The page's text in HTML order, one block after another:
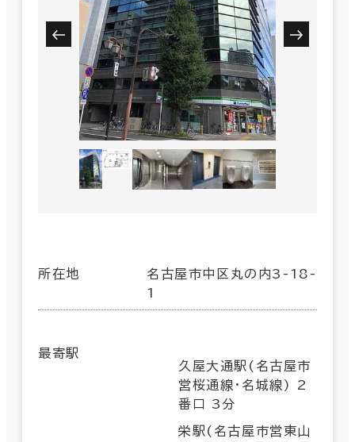
所在地
名古屋市中区丸の内3-18-
1
最寄駅
久屋大通駅(名古屋市
営桜通線･名城線) 2
番口 3分
栄駅(名古屋市営東山